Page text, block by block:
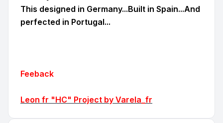
This designed in Germany...Built in Spain...And
perfected in Portugal...
Feeback
Leon fr "HC" Project by Varela_fr